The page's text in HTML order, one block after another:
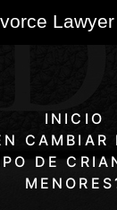
INICIO
CAMBIAR
DE